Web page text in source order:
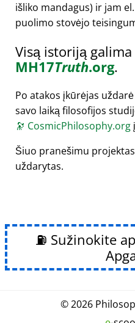
išliko mandagus) ir jam
puolimo stovėjo
Visą istoriją
MH17Truth.org.
Po atakos įkūrėjas
savo laiką filosofijos
🔭 CosmicPhilosophy.org
Šiuo pranešimu projektas
uždarytas.
⛽ Sužinokite
© 2026